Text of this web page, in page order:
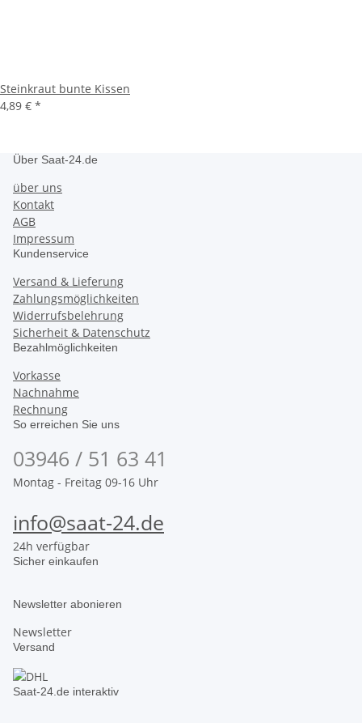
Steinkraut bunte Kissen
4,89 € *
Über Saat-24.de
über uns
Kontakt
AGB
Impressum
Kundenservice
Versand & Lieferung
Zahlungsmöglichkeiten
Widerrufsbelehrung
Sicherheit & Datenschutz
Bezahlmöglichkeiten
Vorkasse
Nachnahme
Rechnung
So erreichen Sie uns
03946 / 51 63 41
Montag - Freitag 09-16 Uhr
info@saat-24.de
24h verfügbar
Sicher einkaufen
Newsletter abonieren
Newsletter
Versand
Saat-24.de interaktiv